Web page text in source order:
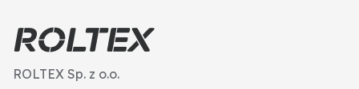
ciśnienia od 5 do 15 barów
ROLTEX Sp. z o.o.